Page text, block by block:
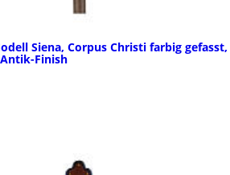
Siena, Corpus Christi farbig gefasst,
Finish